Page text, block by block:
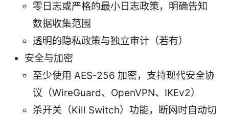
零日志或严格的最小日志政策，明确告知
数据收集范围
透明的隐私政策与独立审计（若有）
安全与加密
至少使用 AES-256 加密，支持现代安全协
议（WireGuard、OpenVPN、IKEv2）
杀开关（Kill Switch）功能，断网时自动切